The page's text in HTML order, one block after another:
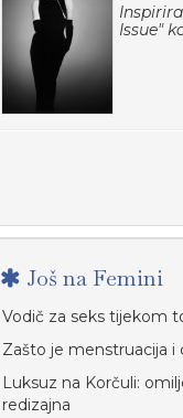
Issue"
Još na Femini
Vodič za seks tijekom
Zašto je menstruacija i
Luksuz na Korčuli:
redizajna